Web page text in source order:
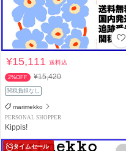
¥15,111送料込
2%OFF ¥15,420
関税負担なし
marimekko
PERSONAL SHOPPER
Kippis!
タイムセール